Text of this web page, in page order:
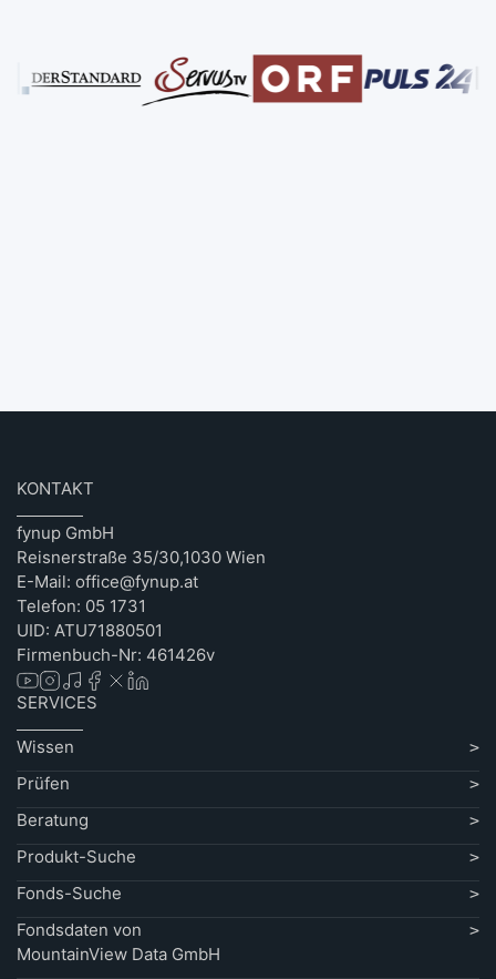
KONTAKT
fynup GmbH
Reisnerstraße 35/30,1030 Wien
E-Mail: office@fynup.at
Telefon: 05 1731
UID: ATU71880501
Firmenbuch-Nr: 461426v
SERVICES
Wissen
Prüfen
Beratung
Produkt-Suche
Fonds-Suche
Fondsdaten von
MountainView Data GmbH